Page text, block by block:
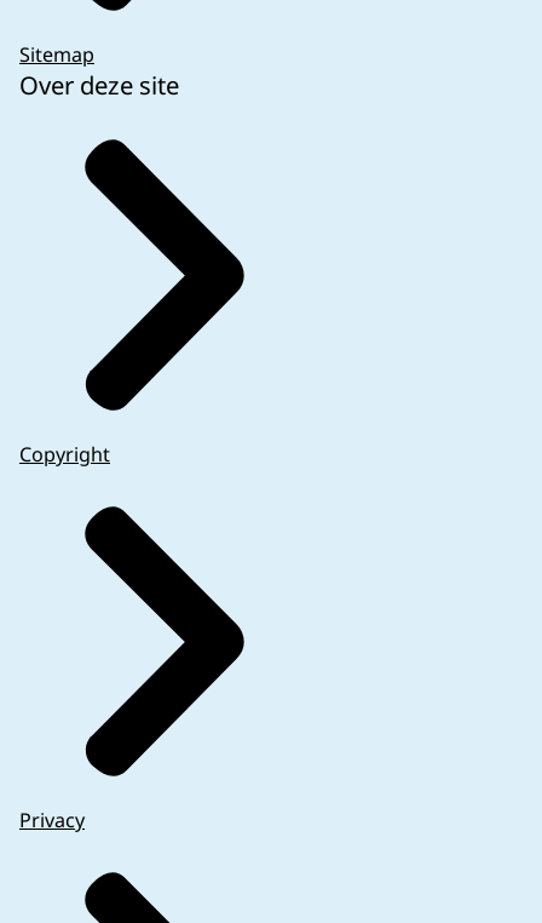
Sitemap
Over deze site
Copyright
Privacy